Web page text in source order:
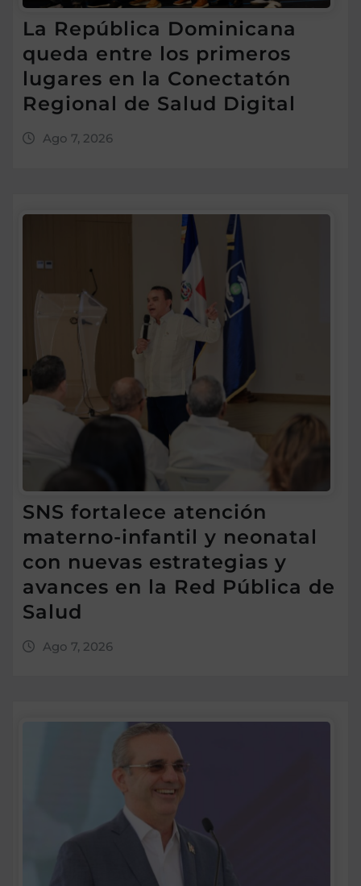
La República Dominicana
queda entre los primeros
lugares en la Conectatón
Regional de Salud Digital
Ago 7, 2026
SNS fortalece atención
materno-infantil y neonatal
con nuevas estrategias y
avances en la Red Pública de
Salud
Ago 7, 2026